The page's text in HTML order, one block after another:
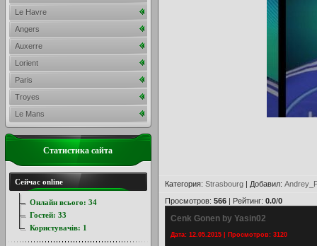
Категория: Strasbourg | Добавил:
Просмотров: 566 | Рейтинг: 0.0/0
Cenk Gonen by Yasin02
Дата: 12.05.2015 | Просмотров: 3120
Le Havre
Angers
Auxerre
Lorient
Paris
Troyes
Le Mans
Статистика сайта
Сейчас online
Онлайн всього: 34
Гостей: 33
Користувачів: 1